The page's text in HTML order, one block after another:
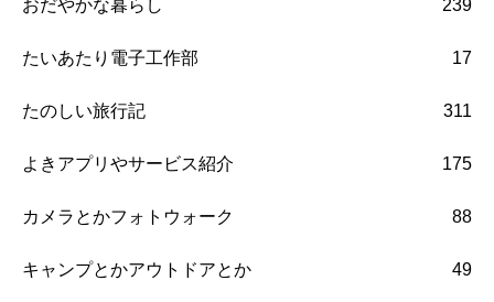
おだやかな暮らし 239
たいあたり電子工作部 17
たのしい旅行記 311
よきアプリやサービス紹介 175
カメラとかフォトウォーク 88
キャンプとかアウトドアとか 49